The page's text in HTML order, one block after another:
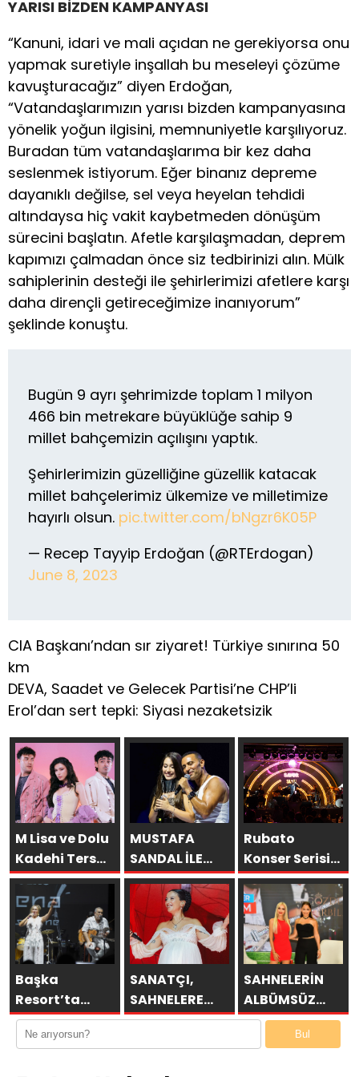
YARISI BİZDEN KAMPANYASI
“Kanuni, idari ve mali açıdan ne gerekiyorsa onu
yapmak suretiyle inşallah bu meseleyi çözüme
kavuşturacağız” diyen Erdoğan,
“Vatandaşlarımızın yarısı bizden kampanyasına
yönelik yoğun ilgisini, memnuniyetle karşılıyoruz.
Buradan tüm vatandaşlarıma bir kez daha
seslenmek istiyorum. Eğer binanız depreme
dayanıklı değilse, sel veya heyelan tehdidi
altındaysa hiç vakit kaybetmeden dönüşüm
sürecini başlatın. Afetle karşılaşmadan, deprem
kapımızı çalmadan önce siz tedbirinizi alın. Mülk
sahiplerinin desteği ile şehirlerimizi afetlere karşı
daha dirençli getireceğimize inanıyorum”
şeklinde konuştu.
Bugün 9 ayrı şehrimizde toplam 1 milyon
466 bin metrekare büyüklüğe sahip 9
millet bahçemizin açılışını yaptık.
Şehirlerimizin güzelliğine güzellik katacak
millet bahçelerimiz ülkemize ve milletimize
hayırlı olsun. pic.twitter.com/bNgzr6K05P
— Recep Tayyip Erdoğan (@RTErdogan)
June 8, 2023
CIA Başkanı’ndan sır ziyaret! Türkiye sınırına 50
km
DEVA, Saadet ve Gelecek Partisi’ne CHP’li
Erol’dan sert tepki: Siyasi nezaketsizik
M Lisa ve Dolu
Kadehi Ters
Tut’tan Yeni İş
Birliği: “Vişne”
MUSTAFA
SANDAL İLE
AYNI SAHNEDE
PARLADI:
AFRA’YA
HARBİYE’DE
BÜYÜK ALKIŞ
Rubato
Konser Serisi
Müzikseverlerle
Buluşmaya
Devam Ediyor
Başka
Resort’ta
Unutulmaz
Gece Özülkü
SANATÇI,
SAHNELERE
VERECEĞİ KISA
SAHNELERİN
ALBÜMSÜZ
ASSOLİSTİ
Bul